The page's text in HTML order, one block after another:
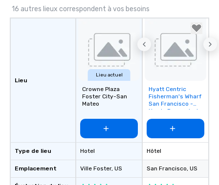
16 autres lieux correspondent à vos besoins
Lieu
Type de lieu
Emplacement
Lieu actuel
Crowne Plaza
Foster City-San
Mateo
Hotel
Ville Foster, US
Removed from
favorites
Hyatt Centric
Fisherman's Wharf
San Francisco -
Newly Renovated
Hôtel
San Francisco, US